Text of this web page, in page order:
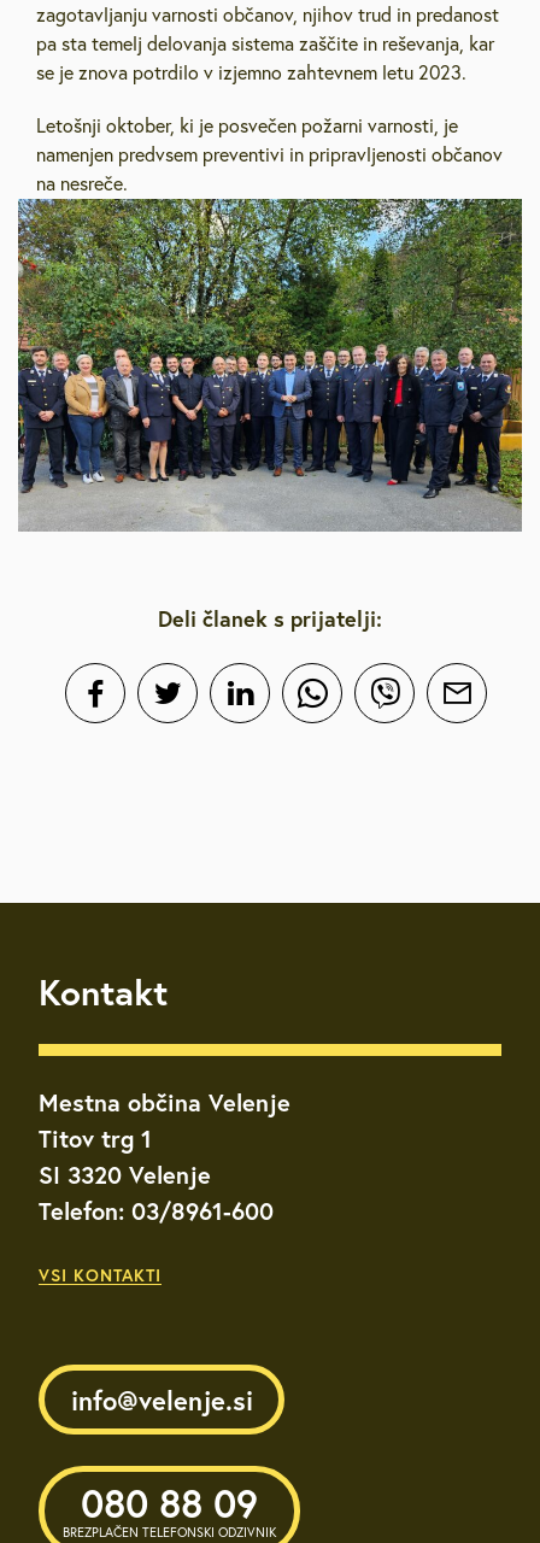
zagotavljanju varnosti občanov, njihov trud in predanost
pa sta temelj delovanja sistema zaščite in reševanja, kar
se je znova potrdilo v izjemno zahtevnem letu 2023.
Letošnji oktober, ki je posvečen požarni varnosti, je
namenjen predvsem preventivi in pripravljenosti občanov
na nesreče.
Deli članek s prijatelji:
Kontakt
Mestna občina Velenje
Titov trg 1
SI 3320 Velenje
Telefon: 03/8961-600
VSI KONTAKTI
info@velenje.si
080 88 09
BREZPLAČEN TELEFONSKI ODZIVNIK